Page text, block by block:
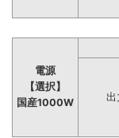
電源
【選択】
国産1000W
出